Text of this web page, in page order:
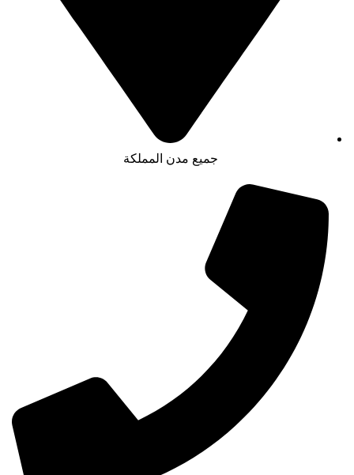
جميع مدن المملكة